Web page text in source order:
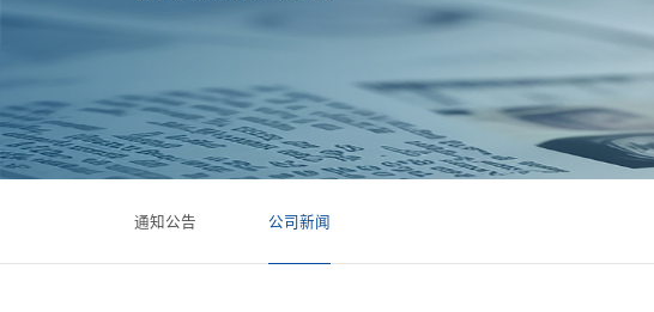
通知公告 公司新闻